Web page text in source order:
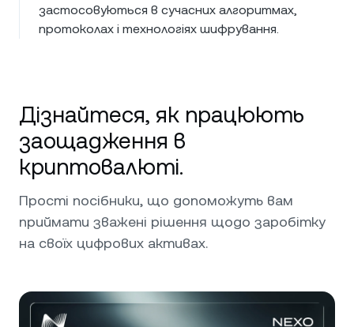
застосовуються в сучасних алгоритмах,
протоколах і технологіях шифрування.
Дізнайтеся, як працюють
заощадження в
криптовалюті.
Прості посібники, що допоможуть вам
приймати зважені рішення щодо заробітку
на своїх цифрових активах.